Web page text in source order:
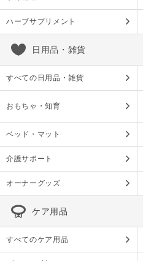
ハーブサプリメント
日用品・雑貨
すべての日用品・雑貨
おもちゃ・知育
ベッド・マット
介護サポート
オーナーグッズ
ケア用品
すべてのケア用品